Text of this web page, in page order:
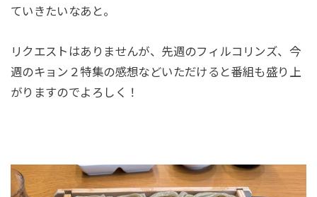
ていきたいなあと。
リクエストはありませんが、先週のフィルコリンズ、今
週のキョン２特集の感想などいただけると番組も盛り上
がりますのでよろしく！